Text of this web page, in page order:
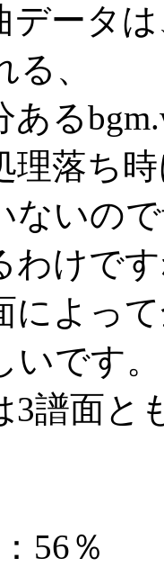
データ
、
ある
理落ち
ないの
わけで
によっ
です。
3譜面と
56％